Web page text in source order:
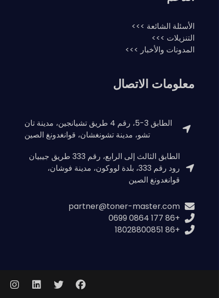
الأسئلة الشائعة >>>
التنزيلات >>>
المدونات والأخبار >>>
معلومات الاتصال
الطابق 3-5، رقم 4 طريق تشيانجين، مدينة تان
تشو، مدينة تشونغشان، قوانغدونغ الصين
الطابق الثالث إلى الرابع، رقم 333 طريق جيبيان
رود رقم 333، بلدة لووكون، مدينة فوشان،
قوانغدونغ الصين
partner@toner-master.com
+86 177 0864 0699
+86 18028800851